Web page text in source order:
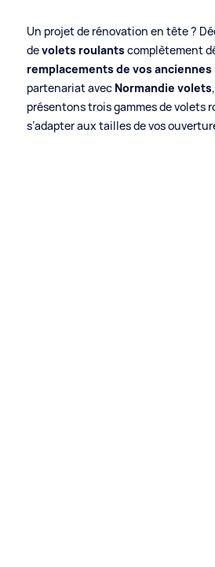
Un projet de rénovation en tête ?
devolets roulants complètement
remplacements de vos
partenariat avec Normandie volets
présentons trois gammes de volets
s’adapter aux tailles de vos